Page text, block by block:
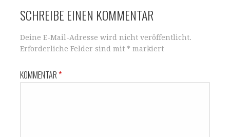
SCHREIBE EINEN KOMMENTAR
Deine E-Mail-Adresse wird nicht veröffentlicht.
Erforderliche Felder sind mit * markiert
KOMMENTAR*